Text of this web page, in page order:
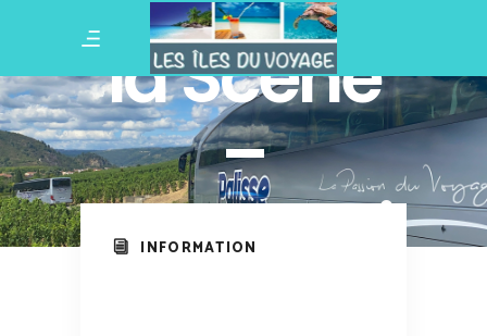
la Scène
–
Vendredi
INFORMATION